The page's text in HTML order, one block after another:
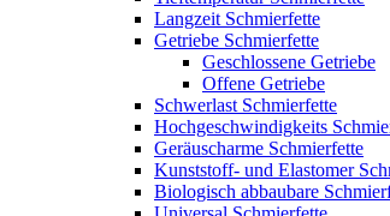
Langzeit Schmierfette
Getriebe Schmierfette
Geschlossene Getriebe
Offene Getriebe
Schwerlast Schmierfette
Hochgeschwindigkeits
Geräuscharme Schmierfette
Kunststoff- und Elastomer
Biologisch abbaubare